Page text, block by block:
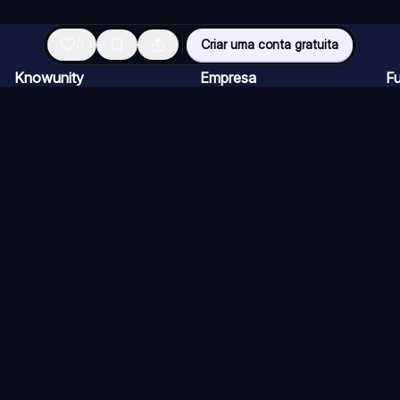
Criar uma conta gratuita
Knowunity Empresa